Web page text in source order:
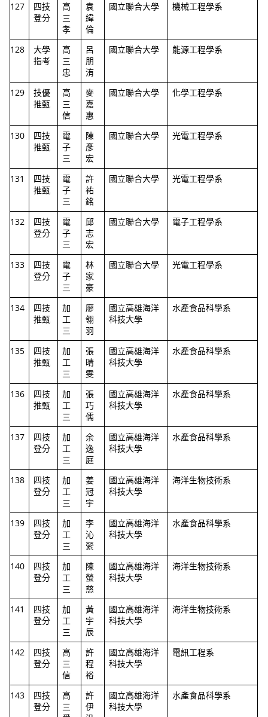
127
四技
登分
高
三
孝
袁
緯
倫
國立聯合大學 機械工程學系
128
大學
指考
高
三
忠
呂
朋
洧
國立聯合大學 能源工程學系
129
技優
推甄
高
三
信
麥
嘉
惠
國立聯合大學 化學工程學系
130
四技
推甄
電
子
三
陳
彥
宏
國立聯合大學 光電工程學系
131
四技
推甄
電
子
三
許
祐
銘
國立聯合大學 光電工程學系
132
四技
登分
電
子
三
邱
志
宏
國立聯合大學 電子工程學系
133
四技
登分
電
子
三
林
家
豪
國立聯合大學 光電工程學系
134
四技
推甄
加
工
三
廖
翎
羽
國立高雄海洋
科技大學
水產食品科學系
135
四技
推甄
加
工
三
張
晴
雯
國立高雄海洋
科技大學
水產食品科學系
136
四技
推甄
加
工
三
張
巧
儒
國立高雄海洋
科技大學
水產食品科學系
137
四技
登分
加
工
三
余
逸
庭
國立高雄海洋
科技大學
水產食品科學系
138
四技
登分
加
工
三
姜
冠
宇
國立高雄海洋
科技大學
海洋生物技術系
139
四技
登分
加
工
三
李
沁
縈
國立高雄海洋
科技大學
水產食品科學系
140
四技
登分
加
工
三
陳
螢
慈
國立高雄海洋
科技大學
海洋生物技術系
141
四技
登分
加
工
三
黃
宇
辰
國立高雄海洋
科技大學
海洋生物技術系
142
四技
登分
高
三
信
許
程
裕
國立高雄海洋
科技大學
電訊工程系
143
四技
登分
高
三
許
伊
國立高雄海洋
科技大學
水產食品科學系